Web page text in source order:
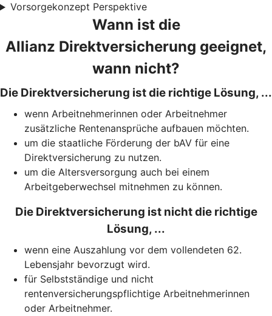
Vorsorgekonzept Perspektive
Wann ist die
Allianz Direktversicherung geeignet,
wann nicht?
Die Direktversicherung ist die richtige Lösung, ...
wenn Arbeitnehmerinnen oder Arbeitnehmer
zusätzliche Rentenansprüche aufbauen möchten.
um die staatliche Förderung der bAV für eine
Direktversicherung zu nutzen.
um die Altersversorgung auch bei einem
Arbeitgeberwechsel mitnehmen zu können.
Die Direktversicherung ist nicht die richtige
Lösung, ...
wenn eine Auszahlung vor dem vollendeten 62.
Lebensjahr bevorzugt wird.
für Selbstständige und nicht
rentenversicherungspflichtige Arbeitnehmerinnen
oder Arbeitnehmer.